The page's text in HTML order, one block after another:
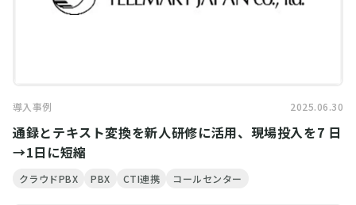
導入事例 2025.06.30
通録とテキスト変換を新人研修に活用、現場投入を7 日
→1日に短縮
クラウドPBX PBX CTI連携 コールセンター